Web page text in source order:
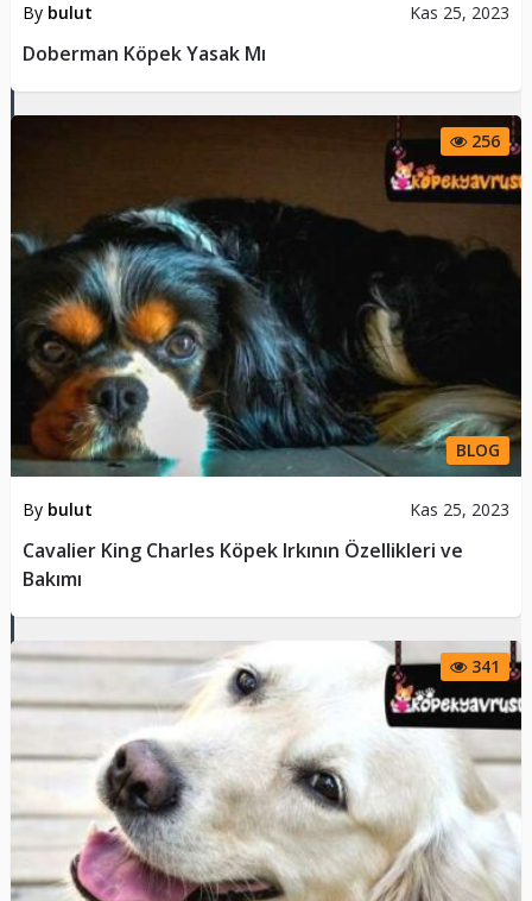
By bulut Kas 25, 2023
Doberman Köpek Yasak Mı
256
BLOG
By bulut Kas 25, 2023
Cavalier King Charles Köpek Irkının Özellikleri ve
Bakımı
341